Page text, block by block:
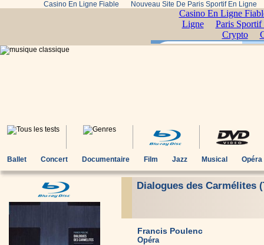
Casino En Ligne Fiable Nouveau Site De Paris Sportif En Ligne
Ballet Concert Documentaire Film Jazz Musical Opéra
Dialogues des Carmélites
Francis Poulenc
Opéra